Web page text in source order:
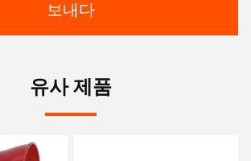
보내다
유사 제품